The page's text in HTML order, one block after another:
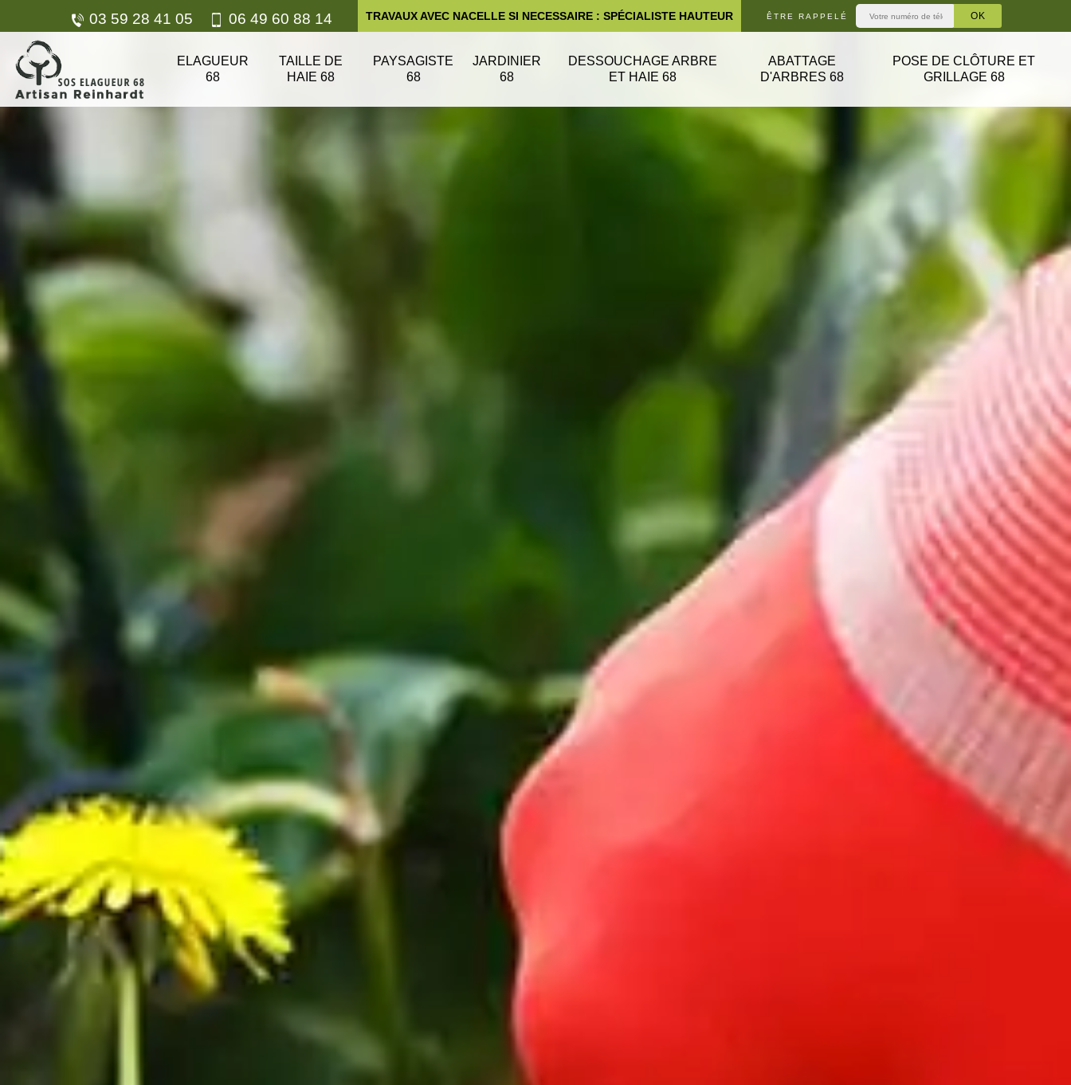
03 59 28 41 05 06 49 60 88 14 TRAVAUX AVEC NACELLE SI NECESSAIRE : SPÉCIALISTE HAUTEUR ÊTRE RAPPELÉ
ELAGUEUR
68
TAILLE DE
HAIE 68
PAYSAGISTE
68
JARDINIER
68
DESSOUCHAGE ARBRE
ET HAIE 68
ABATTAGE
D'ARBRES 68
POSE DE CLÔTURE ET
GRILLAGE 68